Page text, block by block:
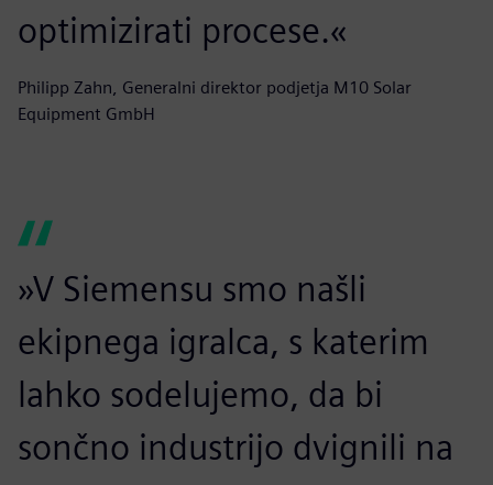
optimizirati procese.«
Philipp Zahn, Generalni direktor podjetja M10 Solar
Equipment GmbH
»V Siemensu smo našli
ekipnega igralca, s katerim
lahko sodelujemo, da bi
sončno industrijo dvignili na